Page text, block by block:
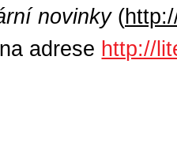
novinky(
adrese http://